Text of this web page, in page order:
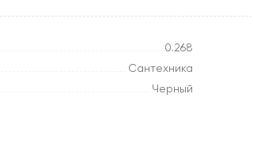
0.268
Сантехника
Черный